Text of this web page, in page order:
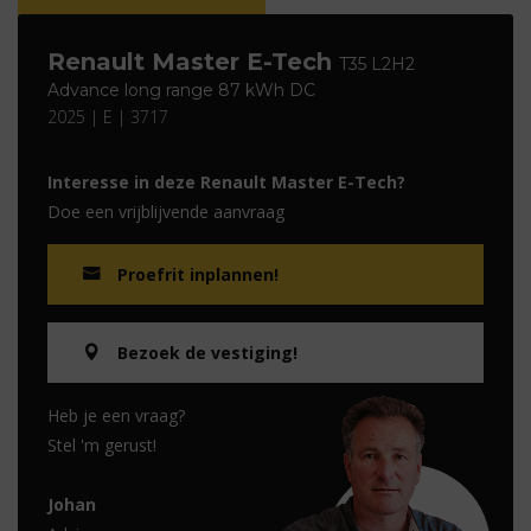
Renault Master E-Tech T35 L2H2
Advance long range 87 kWh DC
2025 | E | 3717
Interesse in deze Renault Master E-Tech?
Doe een vrijblijvende aanvraag
Proefrit inplannen!
Bezoek de vestiging!
Heb je een vraag?
Stel 'm gerust!
Johan